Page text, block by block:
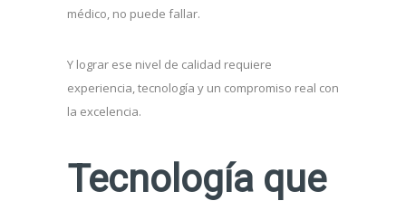
médico, no puede fallar.
Y lograr ese nivel de calidad requiere
experiencia, tecnología y un compromiso real con
la excelencia.
Tecnología que